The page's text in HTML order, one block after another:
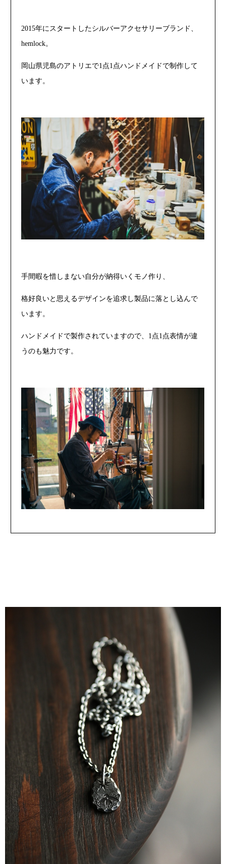
2015年にスタートしたシルバーアクセサリーブランド、
hemlock。
岡山県児島のアトリエで1点1点ハンドメイドで制作して
います。
手間暇を惜しまない自分が納得いくモノ作り、
格好良いと思えるデザインを追求し製品に落とし込んで
います。
ハンドメイドで製作されていますので、1点1点表情が違
うのも魅力です。